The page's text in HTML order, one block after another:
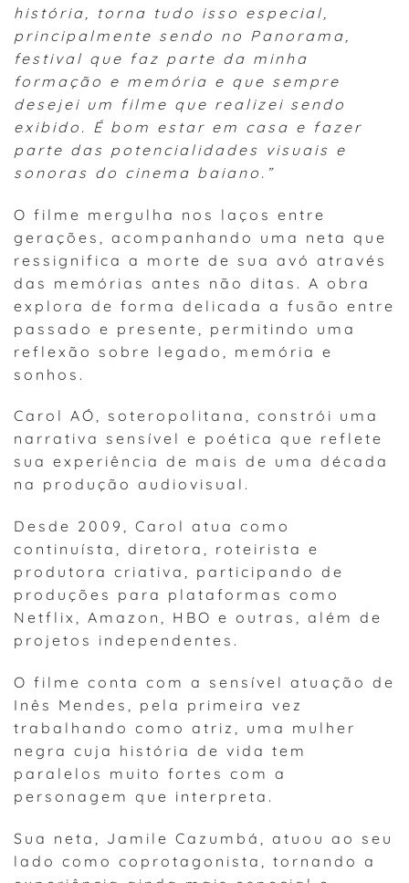
história, torna tudo isso especial,
principalmente sendo no Panorama,
festival que faz parte da minha
formação e memória e que sempre
desejei um filme que realizei sendo
exibido. É bom estar em casa e fazer
parte das potencialidades visuais e
sonoras do cinema baiano.”
O filme mergulha nos laços entre
gerações, acompanhando uma neta que
ressignifica a morte de sua avó através
das memórias antes não ditas. A obra
explora de forma delicada a fusão entre
passado e presente, permitindo uma
reflexão sobre legado, memória e
sonhos.
Carol AÓ, soteropolitana, constrói uma
narrativa sensível e poética que reflete
sua experiência de mais de uma década
na produção audiovisual.
Desde 2009, Carol atua como
continuísta, diretora, roteirista e
produtora criativa, participando de
produções para plataformas como
Netflix, Amazon, HBO e outras, além de
projetos independentes.
O filme conta com a sensível atuação de
Inês Mendes, pela primeira vez
trabalhando como atriz, uma mulher
negra cuja história de vida tem
paralelos muito fortes com a
personagem que interpreta.
Sua neta, Jamile Cazumbá, atuou ao seu
lado como coprotagonista, tornando a